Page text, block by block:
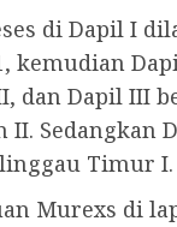
di Dapil I
kemudian
dan Dapil III
II. Sedangkan
Timur I.
Murexs di